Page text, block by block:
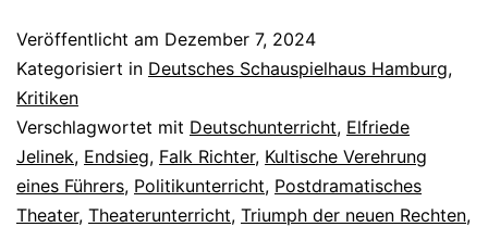
Veröffentlicht am Dezember 7, 2024
Kategorisiert in Deutsches Schauspielhaus Hamburg,
Kritiken
Verschlagwortet mit Deutschunterricht, Elfriede
Jelinek, Endsieg, Falk Richter, Kultische Verehrung
eines Führers, Politikunterricht, Postdramatisches
Theater, Theaterunterricht, Triumph der neuen Rechten,